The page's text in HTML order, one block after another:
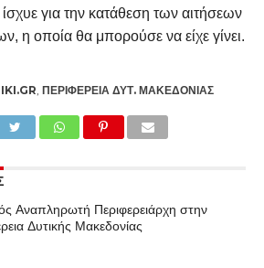
για την κατάθεση των αιτήσεων
η οποία θα μπορούσε να είχε γίνει.
, ΠΕΡΙΦΈΡΕΙΑ ΔΥΤ. ΜΑΚΕΔΟΝΊΑΣ
Αναπληρωτή Περιφερειάρχη στην
Δυτικής Μακεδονίας